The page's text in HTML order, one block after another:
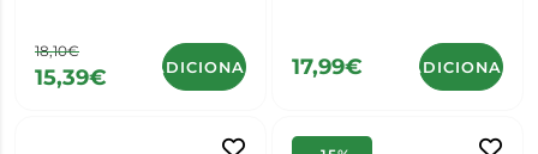
18,10€
15,39€ ADICIONAR 17,99€ ADICIONAR